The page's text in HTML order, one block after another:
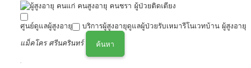
ศูนย์ดูแลผู้สูงอายุ บริการผู้สูงอายุดูแลผู้ป่วยรับเหมารีโนเวทบ้าน ผู้สูงอายุ
แม็คโคร ศรีนครินทร์
ค้นหา